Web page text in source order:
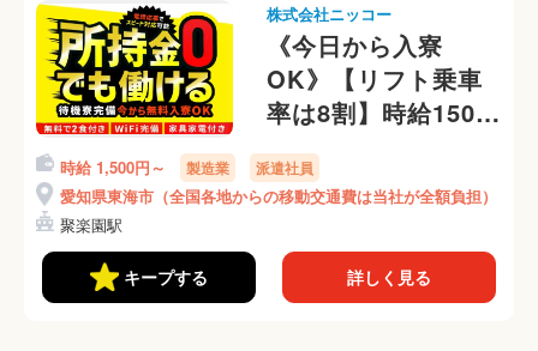
株式会社ニッコー
《今日から入寮
OK》【リフト乗車
率は8割】時給1500
円スタートで月収31
万円以上可◎昇給ア
リ◎部品の運搬作業
◎(323-3)
時給 1,500円～ 製造業 派遣社員
愛知県東海市（全国各地からの移動交通費は当社が全額負担）
聚楽園駅
キープする 詳しく見る